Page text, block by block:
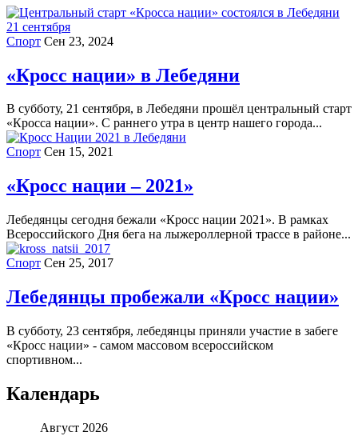
Спорт Сен 23, 2024
«Кросс нации» в Лебедяни
В субботу, 21 сентября, в Лебедяни прошёл центральный старт
«Кросса нации». С раннего утра в центр нашего города...
Спорт Сен 15, 2021
«Кросс нации – 2021»
Лебедянцы сегодня бежали «Кросс нации 2021». В рамках
Всероссийского Дня бега на лыжероллерной трассе в районе...
Спорт Сен 25, 2017
Лебедянцы пробежали «Кросс нации»
В субботу, 23 сентября, лебедянцы приняли участие в забеге
«Кросс нации» - самом массовом всероссийском
спортивном...
Календарь
Август 2026